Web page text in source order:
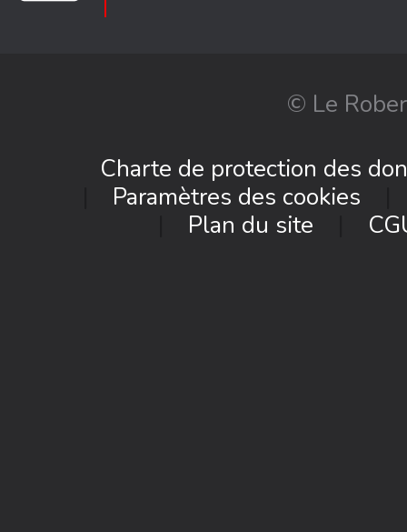
© Le
Charte de protection des
Paramètres des cookies
Plan du site